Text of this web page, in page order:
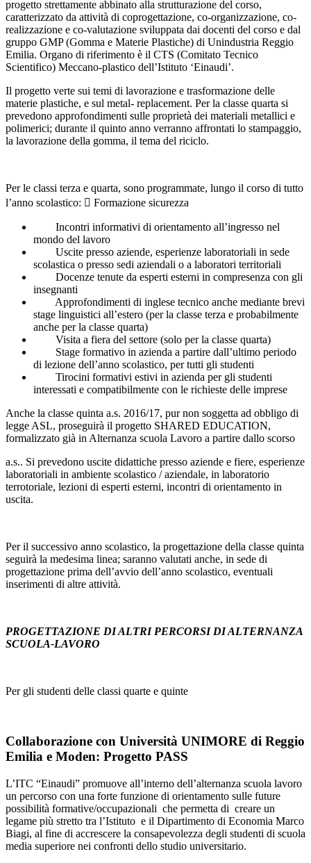
progetto strettamente abbinato alla strutturazione del corso,
caratterizzato da attività di coprogettazione, co-organizzazione, co-
realizzazione e co-valutazione sviluppata dai docenti del corso e dal
gruppo GMP (Gomma e Materie Plastiche) di Unindustria Reggio
Emilia. Organo di riferimento è il CTS (Comitato Tecnico
Scientifico) Meccano-plastico dell’Istituto ‘Einaudi’.
Il progetto verte sui temi di lavorazione e trasformazione delle
materie plastiche, e sul metal- replacement. Per la classe quarta si
prevedono approfondimenti sulle proprietà dei materiali metallici e
polimerici; durante il quinto anno verranno affrontati lo stampaggio,
la lavorazione della gomma, il tema del riciclo.
Per le classi terza e quarta, sono programmate, lungo il corso di tutto
l’anno scolastico:  Formazione sicurezza
Incontri informativi di orientamento all’ingresso nel
mondo del lavoro
Uscite presso aziende, esperienze laboratoriali in sede
scolastica o presso sedi aziendali o a laboratori territoriali
Docenze tenute da esperti esterni in compresenza con gli
insegnanti
Approfondimenti di inglese tecnico anche mediante brevi
stage linguistici all’estero (per la classe terza e probabilmente
anche per la classe quarta)
Visita a fiera del settore (solo per la classe quarta)
Stage formativo in azienda a partire dall’ultimo periodo
di lezione dell’anno scolastico, per tutti gli studenti
Tirocini formativi estivi in azienda per gli studenti
interessati e compatibilmente con le richieste delle imprese
Anche la classe quinta a.s. 2016/17, pur non soggetta ad obbligo di
legge ASL, proseguirà il progetto SHARED EDUCATION,
formalizzato già in Alternanza scuola Lavoro a partire dallo scorso
a.s.. Si prevedono uscite didattiche presso aziende e fiere, esperienze
laboratoriali in ambiente scolastico / aziendale, in laboratorio
terrotoriale, lezioni di esperti esterni, incontri di orientamento in
uscita.
Per il successivo anno scolastico, la progettazione della classe quinta
seguirà la medesima linea; saranno valutati anche, in sede di
progettazione prima dell’avvio dell’anno scolastico, eventuali
inserimenti di altre attività.
PROGETTAZIONE DI ALTRI PERCORSI DI ALTERNANZA
SCUOLA-LAVORO
Per gli studenti delle classi quarte e quinte
Collaborazione con Università UNIMORE di Reggio
Emilia e Moden: Progetto PASS
L’ITC “Einaudi” promuove all’interno dell’alternanza scuola lavoro
un percorso con una forte funzione di orientamento sulle future
possibilità formative/occupazionali che permetta di creare un
legame più stretto tra l’Istituto e il Dipartimento di Economia Marco
Biagi, al fine di accrescere la consapevolezza degli studenti di scuola
media superiore nei confronti dello studio universitario.